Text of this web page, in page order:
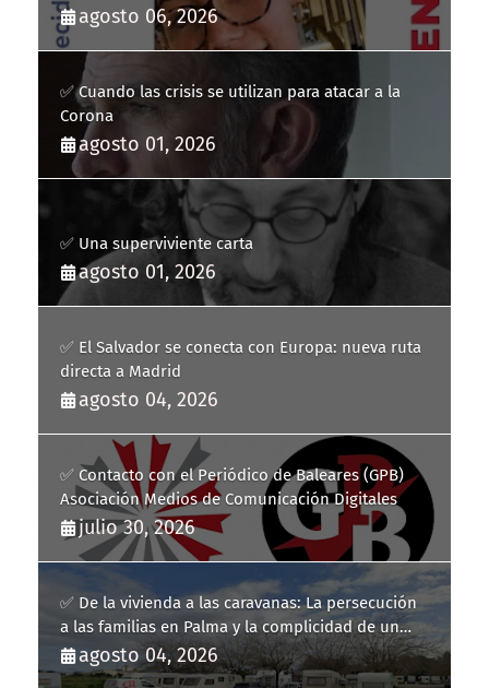
agosto 06, 2026
✅ Cuando las crisis se utilizan para atacar a la
Corona
agosto 01, 2026
✅ Una superviviente carta
agosto 01, 2026
✅ El Salvador se conecta con Europa: nueva ruta
directa a Madrid
agosto 04, 2026
✅ Contacto con el Periódico de Baleares (GPB)
Asociación Medios de Comunicación Digitales
julio 30, 2026
✅ De la vivienda a las caravanas: La persecución
a las familias en Palma y la complicidad de un
fracaso heredado
agosto 04, 2026